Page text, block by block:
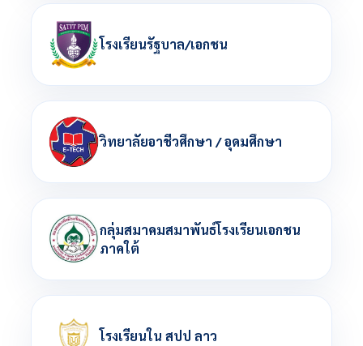
โรงเรียนรัฐบาล/เอกชน
วิทยาลัยอาชีวศึกษา / อุดมศึกษา
กลุ่มสมาคมสมาพันธ์โรงเรียนเอกชน
ภาคใต้
โรงเรียนใน สปป ลาว